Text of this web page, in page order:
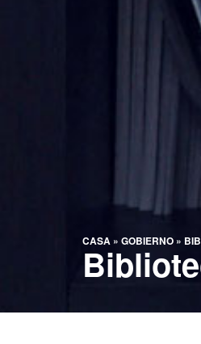
CASA » GOBIERNO »